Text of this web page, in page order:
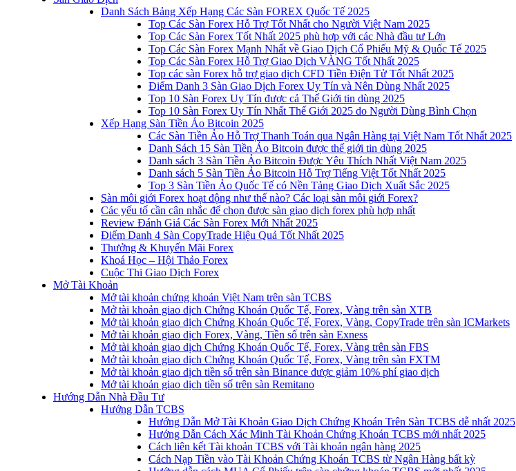
Danh Sách Bảng Xếp Hạng Các Sàn FOREX Quốc Tế 2025
Top Các Sàn Forex Hỗ Trợ Tốt Nhất cho Người Việt Nam 2025
Top Các Sàn Forex Tốt Nhất 2025 phù hợp với các Nhà đầu tư Lớn
Top Các Sàn Forex Mạnh Nhất về Giao Dịch Cổ Phiếu Mỹ & Quốc Tế 2025
Top Các Sàn Forex Hỗ Trợ Giao Dịch VÀNG Tốt Nhất 2025
Top các sàn Forex hỗ trợ giao dịch CFD Tiền Điện Tử Tốt Nhất 2025
Điểm Danh 3 Sàn Giao Dịch Forex Uy Tín và Nên Dùng Nhất 2025
Top 10 Sàn Forex Uy Tín được cả Thế Giới tin dùng 2025
Top 10 Sàn Forex Uy Tín Nhất Thế Giới 2025 do Người Dùng Bình Chọn
Xếp Hạng Sàn Tiền Ảo Bitcoin 2025
Các Sàn Tiền Ảo Hỗ Trợ Thanh Toán qua Ngân Hàng tại Việt Nam Tốt Nhất 2025
Danh Sách 15 Sàn Tiền Ảo Bitcoin được thế giới tin dùng 2025
Danh sách 3 Sàn Tiền Ảo Bitcoin Được Yêu Thích Nhất Việt Nam 2025
Danh sách 5 Sàn Tiền Ảo Bitcoin Hỗ Trợ Tiếng Việt Tốt Nhất 2025
Top 3 Sàn Tiền Ảo Quốc Tế có Nền Tảng Giao Dịch Xuất Sắc 2025
Sàn môi giới Forex hoạt động như thế nào? Các loại sàn môi giới Forex?
Các yếu tố cần cân nhắc để chọn được sàn giao dịch forex phù hợp nhất
Review Đánh Giá Các Sàn Forex Mới Nhất 2025
Điểm Danh 4 Sàn CopyTrade Hiệu Quả Tốt Nhất 2025
Thưởng & Khuyến Mãi Forex
Khoá Học – Hội Thảo Forex
Cuộc Thi Giao Dịch Forex
Mở Tài Khoản
Mở tài khoản chứng khoán Việt Nam trên sàn TCBS
Mở tài khoản giao dịch Chứng Khoán Quốc Tế, Forex, Vàng trên sàn XTB
Mở tài khoản giao dịch Chứng Khoán Quốc Tế, Forex, Vàng, CopyTrade trên sàn ICMarkets
Mở tài khoản giao dịch Forex, Vàng, Tiền số trên sàn Exness
Mở tài khoản giao dịch Chứng Khoán Quốc Tế, Forex, Vàng trên sàn FBS
Mở tài khoản giao dịch Chứng Khoán Quốc Tế, Forex, Vàng trên sàn FXTM
Mở tài khoản giao dịch tiền số trên sàn Binance được giảm 10% phí giao dịch
Mở tài khoản giao dịch tiền số trên sàn Remitano
Hướng Dẫn Nhà Đầu Tư
Hướng Dẫn TCBS
Hướng Dẫn Mở Tài Khoản Giao Dịch Chứng Khoán Trên Sàn TCBS dễ nhất 2025
Hướng Dẫn Cách Xác Minh Tài Khoản Chứng Khoán TCBS mới nhất 2025
Cách liên kết Tài khoản TCBS với Tài khoản ngân hàng 2025
Cách Nạp Tiền vào Tài Khoản Chứng Khoán TCBS từ Ngân Hàng bất kỳ